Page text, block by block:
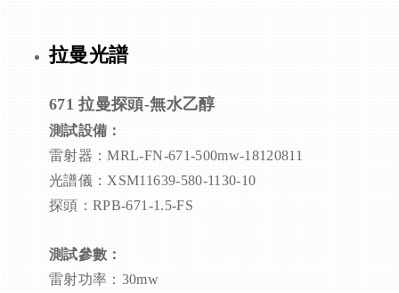
拉曼光譜
671 拉曼探頭-無水乙醇
測試設備：
雷射器：MRL-FN-671-500mw-18120811
光譜儀：XSM11639-580-1130-10
探頭：RPB-671-1.5-FS
測試參數：
雷射功率：30mw